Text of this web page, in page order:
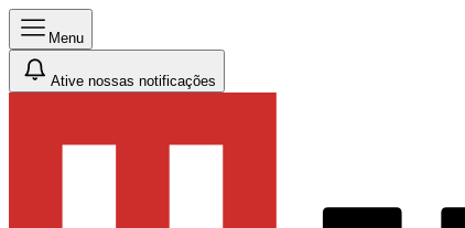
Menu
Ative nossas notificações